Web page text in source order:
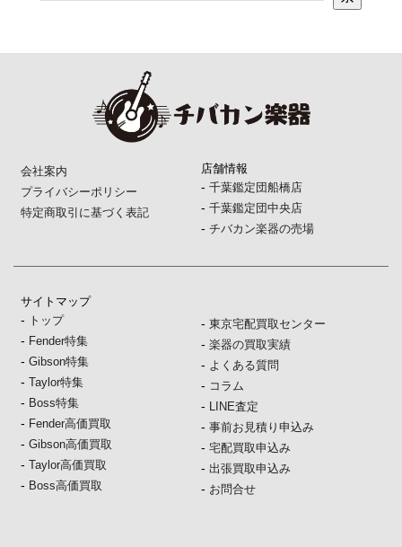
会社案内
プライバシーポリシー
特定商取引に基づく表記
店舗情報
- 千葉鑑定団船橋店
- 千葉鑑定団中央店
- チバカン楽器の売場
サイトマップ
- トップ
- Fender特集
-Gibson特集
-Taylor特集
- Boss特集
- Fender高価買取
-Gibson高価買取
-Taylor高価買取
- Boss高価買取
- 東京宅配買取センター
- 楽器の買取実績
- よくある質問
- コラム
- LINE査定
- 事前お見積り申込み
- 宅配買取申込み
- 出張買取申込み
- お問合せ